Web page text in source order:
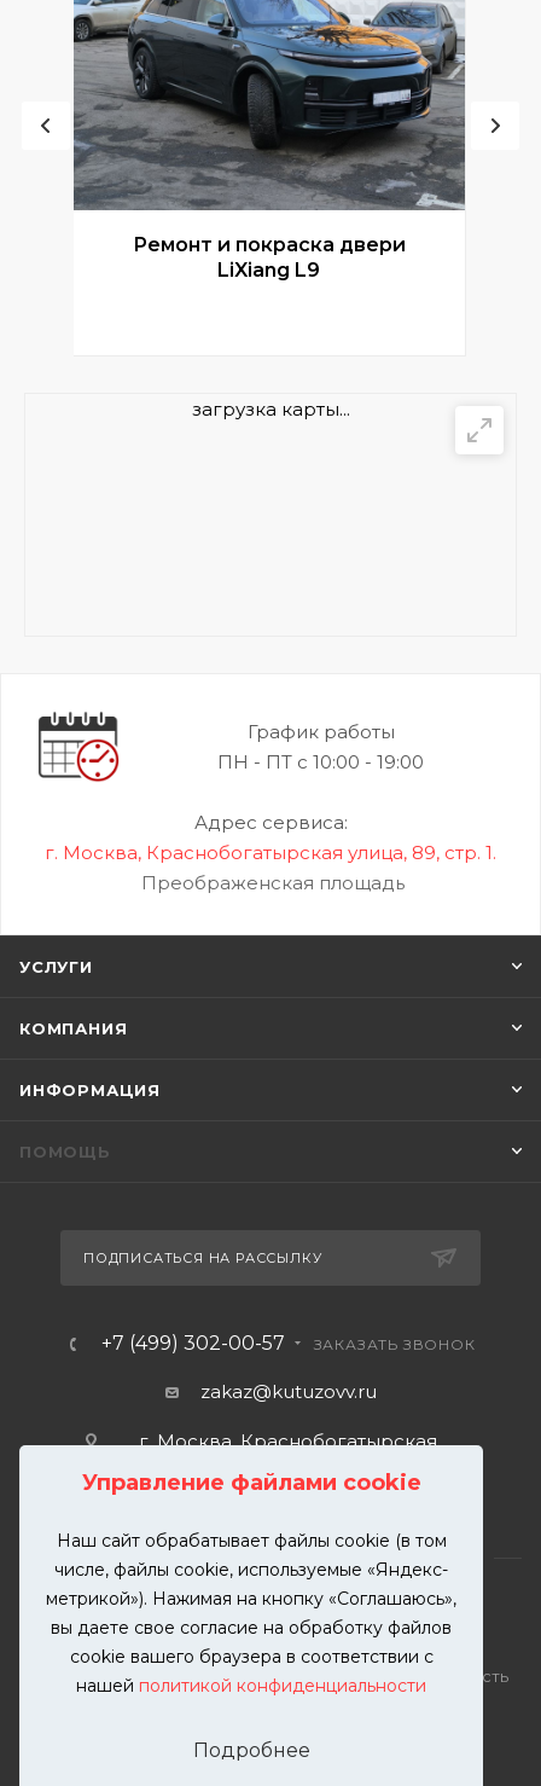
Управление файлами cookie
Наш сайт обрабатывает файлы cookie (в том
числе, файлы cookie, используемые «Яндекс-
метрикой»). Нажимая на кнопку «Соглашаюсь»,
вы даете свое согласие на обработку файлов
cookie вашего браузера в соответствии с
нашей политикой конфиденциальности
Подробнее
Ремонт и покраска двери
LiXiang L9
загрузка карты...
График работы
ПН - ПТ с 10:00 - 19:00
Адрес сервиса:
г. Москва, Краснобогатырская улица, 89, стр. 1.
Преображенская площадь
УСЛУГИ
КОМПАНИЯ
ИНФОРМАЦИЯ
ПОМОЩЬ
ПОДПИСАТЬСЯ НА РАССЫЛКУ
+7 (499) 302-00-57 ЗАКАЗАТЬ ЗВОНОК
zakaz@kutuzovv.ru
г. Москва, Краснобогатырская
2026 © KUTUZOVV | Кузовной ремонт и покраска
автомобилей. Вся информация на сайте – собственность
разрешения запрещена. Все права защищены.